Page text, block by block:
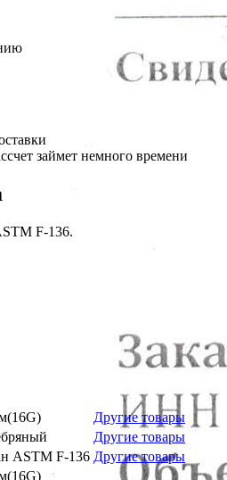
займет немного времени
F-136.
Другие товары
Другие товары
ASTM F-136 Другие товары